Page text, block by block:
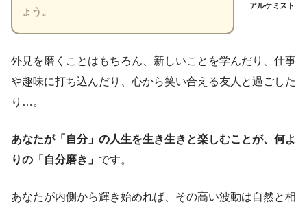
アルケミスト
ょう。
外見を磨くことはもちろん、新しいことを学んだり、仕事
や趣味に打ち込んだり、心から笑い合える友人と過ごした
り…。
あなたが「自分」の人生を生き生きと楽しむことが、何よ
りの「自分磨き」 です。
あなたが内側から輝き始めれば、その高い波動は自然と相